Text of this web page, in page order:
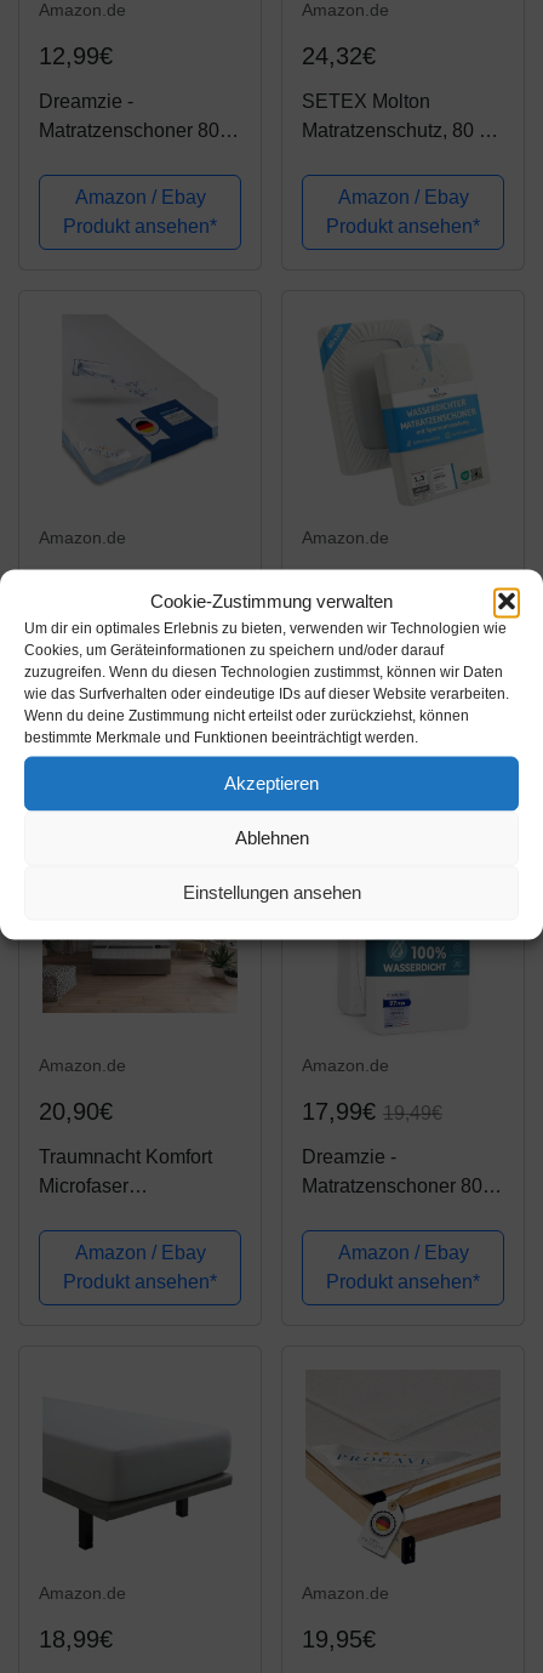
Cookie-Zustimmung verwalten
Um dir ein optimales Erlebnis zu bieten, verwenden wir Technologien wie
Cookies, um Geräteinformationen zu speichern und/oder darauf
zuzugreifen. Wenn du diesen Technologien zustimmst, können wir Daten
wie das Surfverhalten oder eindeutige IDs auf dieser Website verarbeiten.
Wenn du deine Zustimmung nicht erteilst oder zurückziehst, können
bestimmte Merkmale und Funktionen beeinträchtigt werden.
Akzeptieren
Ablehnen
Einstellungen ansehen
Amazon.de
12,99€
Dreamzie -
Matratzenschoner 80 x
Wasserundurchlässige
Matratzenauflage -
Atmungsaktive
Amazon / Ebay
Produkt ansehen*
Amazon.de
24,32€
SETEX Molton
Matratzenschutz, 80 x
100 % Baumwolle,
Basic, Naturfarben,
1607080200001002
Amazon / Ebay
Produkt ansehen*
Amazon.de
PROCAVE
wasserdichter
Matratzenschoner 80 x
200 cm -
atmungsaktive
Amazon / Ebay
Produkt ansehen*
Amazon.de
Matratzenschoner 80 x
200 cm wasserdicht |
Atmungsaktive
Matratzenauflage |
Anti-Milben
Wasserundurchlässige.
Amazon / Ebay
Produkt ansehen*
Amazon.de
20,90€
Traumnacht Komfort
Microfaser
200 cm, weiß
Amazon / Ebay
Produkt ansehen*
Amazon.de
17,99€ 19,49€
Dreamzie -
Matratzenschoner 80 x
Atmungsaktive
Matratzenauflagen
100% Baumwolle -
Amazon / Ebay
Produkt ansehen*
Amazon.de
18,99€
Amazon.de
19,95€